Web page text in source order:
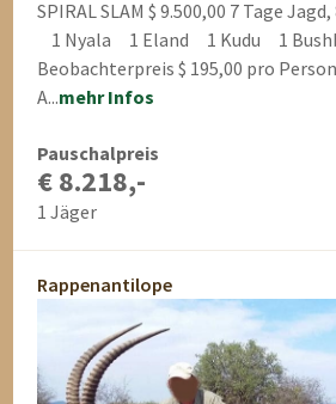
SPIRAL SLAM $ 9.500,00 7 Tage
1 Nyala 1 Eland 1 Kudu 1
Beobachterpreis $ 195,00 pro
A...mehr Infos
Pauschalpreis
€ 8.218,-
1 Jäger
Rappenantilope